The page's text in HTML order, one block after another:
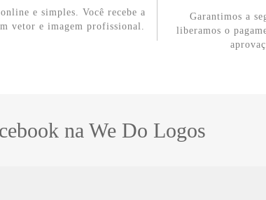
e simples. Você recebe a
vetor e imagem profissional.
Garantimos a
liberamos o
na We Do Logos